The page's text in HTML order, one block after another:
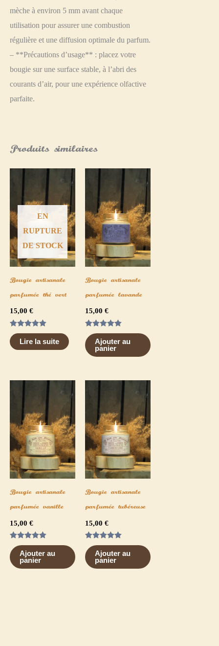
mèche à environ 5 mm avant chaque
utilisation pour assurer une combustion
régulière et une diffusion optimale du parfum.
– **Précautions d’usage** : placez votre
bougie sur une surface stable, à l’abri des
courants d’air, pour une expérience olfactive
parfaite.
Produits similaires
EN
RUPTURE
DE STOCK
Bougie artisanale
parfumée thé vert
15,00 €
Note
5.00
sur 5
Lire la suite
Bougie artisanale
parfumée lavande
15,00 €
Note
5.00
sur 5
Ajouter au
panier
Bougie artisanale
parfumée vanille
15,00 €
Note
5.00
sur 5
Ajouter au
panier
Bougie artisanale
parfumée tubéreuse
15,00 €
Note
5.00
sur 5
Ajouter au
panier